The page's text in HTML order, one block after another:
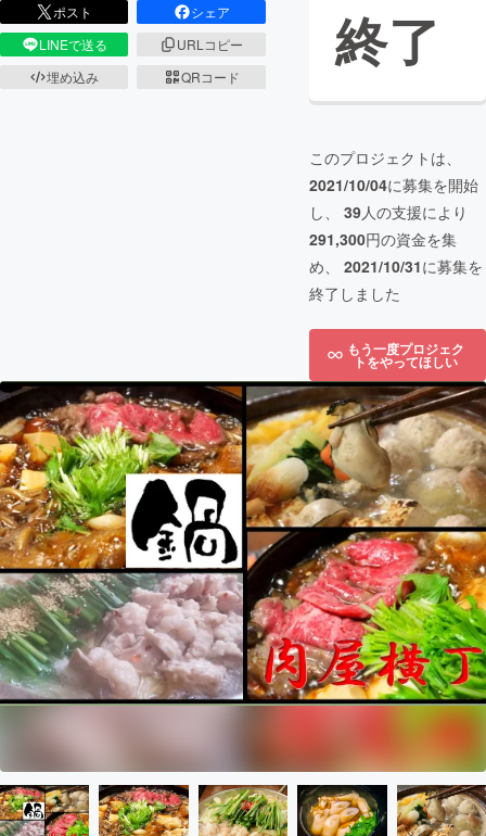
ポスト
シェア
LINEで送る
URLコピー
埋め込み
QRコード 終了
このプロジェクトは、
2021/10/04に募集を開始
し、 39人の支援により
291,300円の資金を集
め、 2021/10/31に募集を
終了しました
もう一度プロジェク
トをやってほしい